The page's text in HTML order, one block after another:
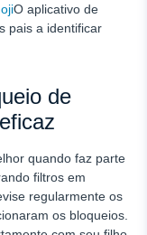
O aplicativo de
pais a identificar
de
quando faz parte
filtros em
regularmente os
os bloqueios.